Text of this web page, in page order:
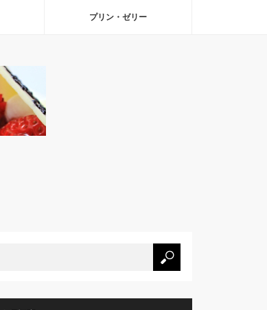
プリン・ゼリー